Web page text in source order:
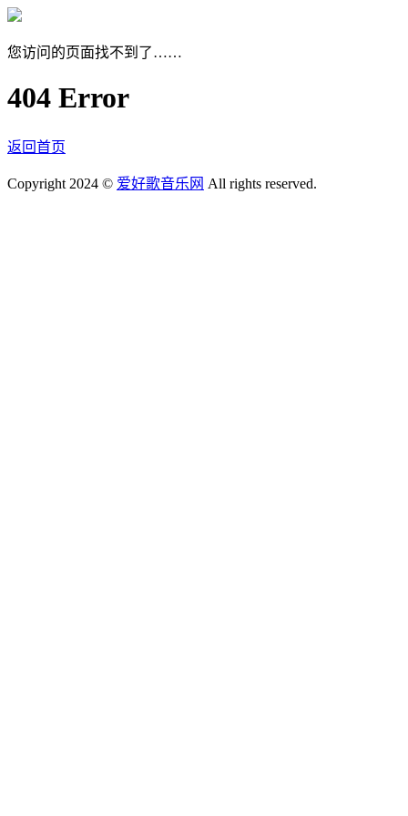
您访问的页面找不到了……
404 Error
返回首页
Copyright 2024 © 爱好歌音乐网 All rights reserved.